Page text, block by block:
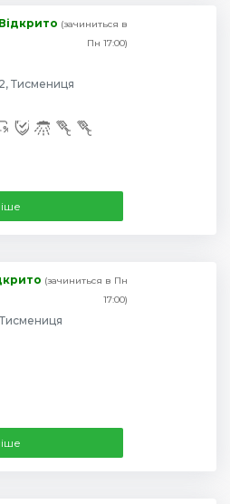
Відкрито (зачиниться в
Пн 17:00)
Тисмениця
(зачиниться в Пн
17:00)